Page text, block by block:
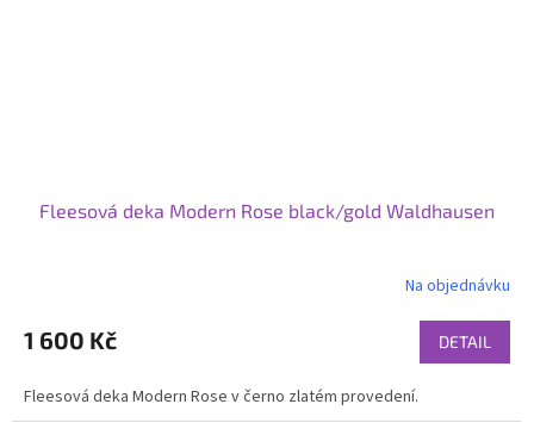
Fleesová deka Modern Rose black/gold Waldhausen
Na objednávku
1 600 Kč DETAIL
Fleesová deka Modern Rose v černo zlatém provedení.